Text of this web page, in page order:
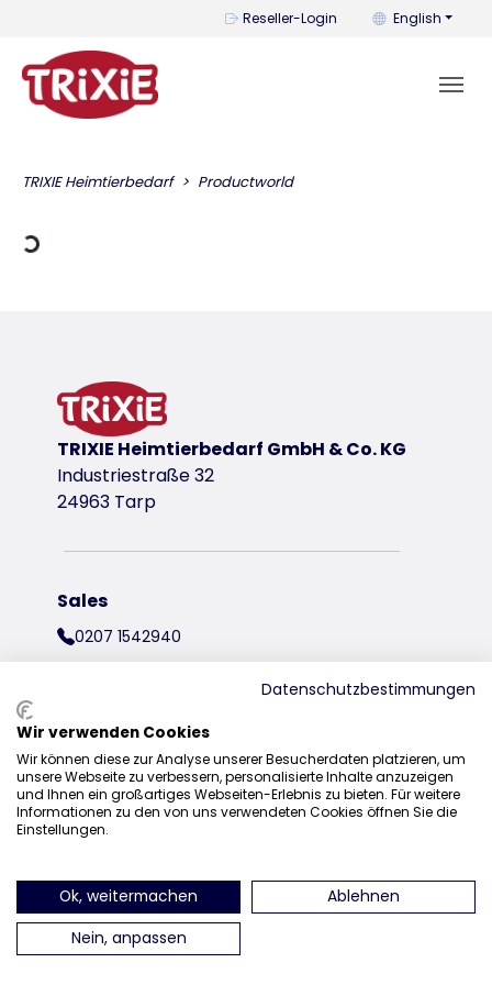
Reseller-Login You can
English
TRIXIE Heimtierbedarf Productworld
TRIXIE Heimtierbedarf GmbH & Co. KG
Industriestraße 32
24963 Tarp
Sales
0207 1542940
find us on Instagram
find us on Facebook
find us on Pinterest
find us on
Datenschutzbestimmungen
Wir verwenden Cookies
Wir können diese zur Analyse unserer Besucherdaten platzieren, um
unsere Webseite zu verbessern, personalisierte Inhalte anzuzeigen
und Ihnen ein großartiges Webseiten-Erlebnis zu bieten. Für weitere
Informationen zu den von uns verwendeten Cookies öffnen Sie die
Einstellungen.
Ok, weitermachen
Ablehnen
Nein, anpassen